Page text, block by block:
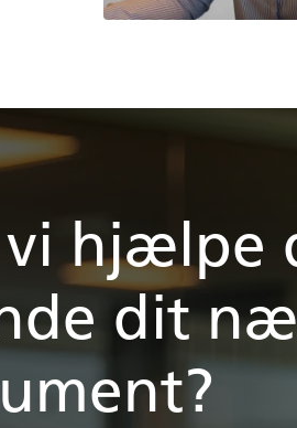
vi hjælpe
dit